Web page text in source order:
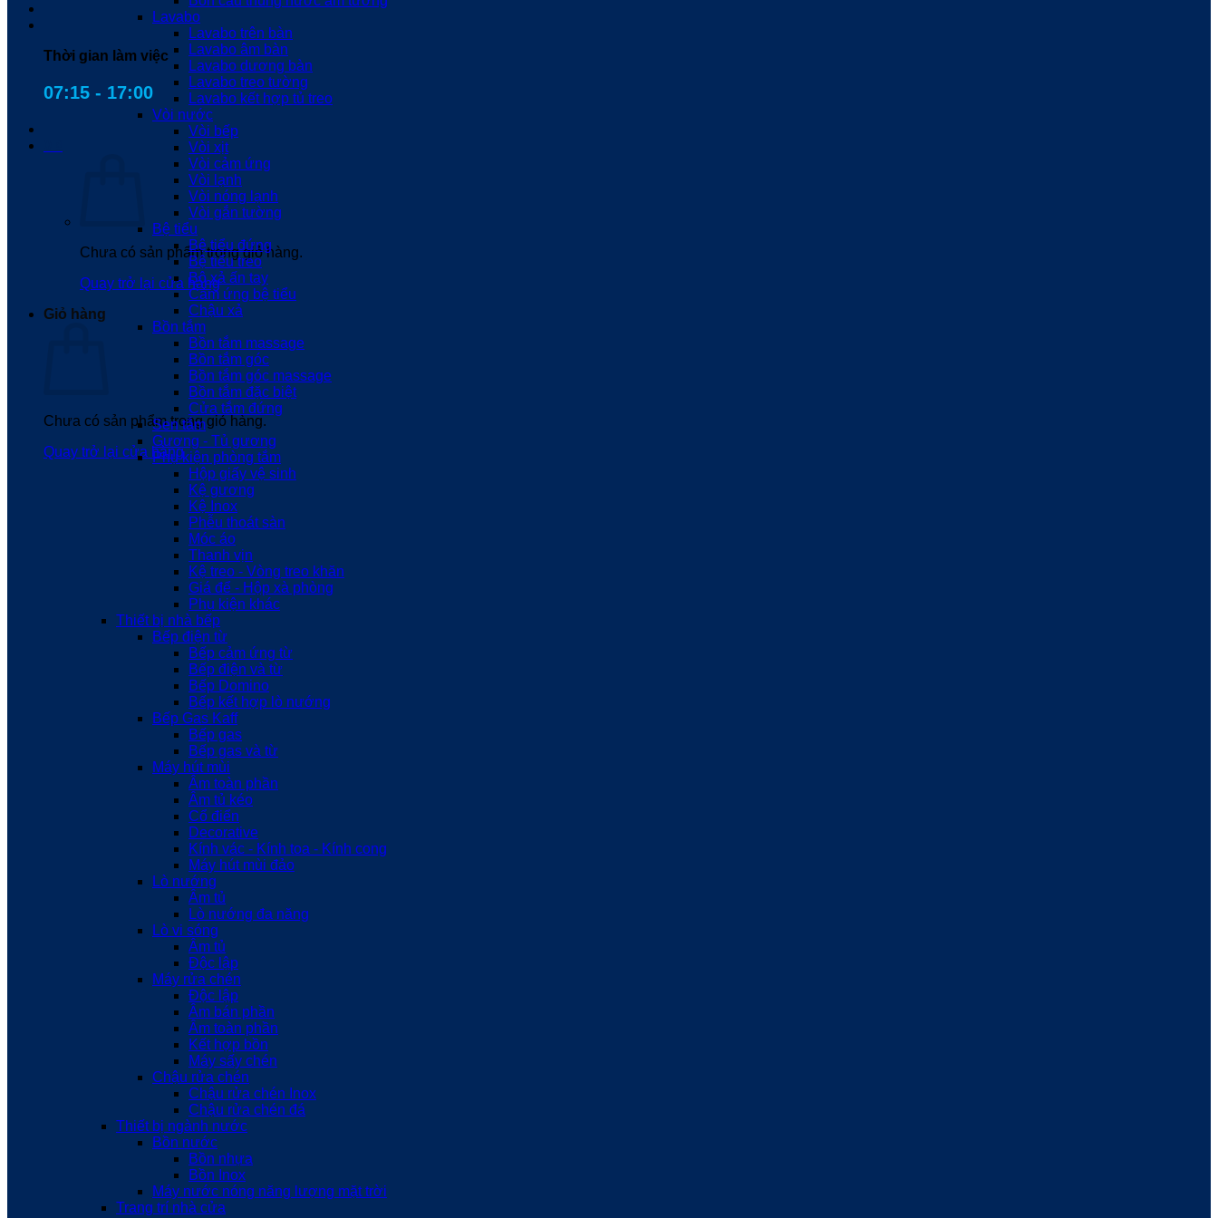
Thời gian làm việc
07:15 - 17:00
Chưa có sản phẩm trong giỏ hàng.
Quay trở lại cửa hàng
Giỏ hàng
Chưa có sản phẩm trong giỏ hàng.
Quay trở lại cửa hàng
Lavabo
Lavabo trên bàn
Lavabo âm bàn
Lavabo dương bàn
Lavabo treo tường
Lavabo kết hợp tủ treo
Vòi nước
Vòi bếp
Vòi xịt
Vòi cảm ứng
Vòi lạnh
Vòi nóng lạnh
Vòi gắn tường
Bệ tiểu
Bệ tiểu đứng
Bệ tiểu treo
Bộ xả ấn tay
Cảm ứng bệ tiểu
Chậu xả
Bồn tắm
Bồn tắm massage
Bồn tắm góc
Bồn tắm góc massage
Bồn tắm đặc biệt
Cửa tắm đứng
Sen tắm
Gương - Tủ gương
Phụ kiện phòng tắm
Hộp giấy vệ sinh
Kệ gương
Kệ Inox
Phễu thoát sàn
Móc áo
Thanh vịn
Kệ treo - Vòng treo khăn
Giá để - Hộp xà phòng
Phụ kiện khác
Thiết bị nhà bếp
Bếp điện từ
Bếp cảm ứng từ
Bếp điện và từ
Bếp Domino
Bếp kết hợp lò nướng
Bếp Gas Kaff
Bếp gas
Bếp gas và từ
Máy hút mùi
Âm toàn phần
Âm tủ kéo
Cổ điển
Decorative
Kính vác - Kính toa - Kính cong
Máy hút mùi đảo
Lò nướng
Âm tủ
Lò nướng đa năng
Lò vi sóng
Âm tủ
Độc lập
Máy rửa chén
Độc lập
Âm bán phần
Âm toàn phần
Kết hợp bồn
Máy sấy chén
Chậu rửa chén
Chậu rửa chén Inox
Chậu rửa chén đá
Thiết bị ngành nước
Bồn nước
Bồn nhựa
Bồn Inox
Máy nước nóng năng lượng mặt trời
Trang trí nhà cửa